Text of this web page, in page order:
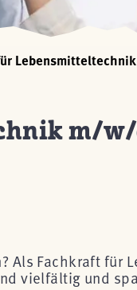
Lebensmitteltechnik
m/
Als Fachkraft
vielfältig und